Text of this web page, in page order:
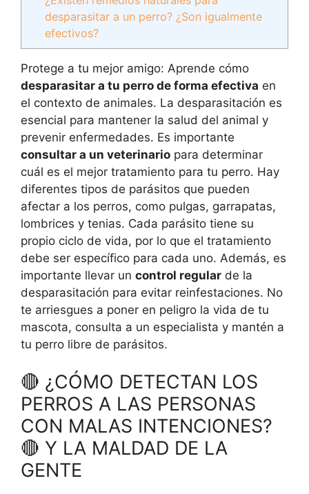
desparasitar a un perro? ¿Son igualmente
efectivos?
Protege a tu mejor amigo: Aprende cómo
desparasitar a tu perro de forma efectiva en
el contexto de animales. La desparasitación es
esencial para mantener la salud del animal y
prevenir enfermedades. Es importante
consultar a un veterinario para determinar
cuál es el mejor tratamiento para tu perro. Hay
diferentes tipos de parásitos que pueden
afectar a los perros, como pulgas, garrapatas,
lombrices y tenias. Cada parásito tiene su
propio ciclo de vida, por lo que el tratamiento
debe ser específico para cada uno. Además, es
importante llevar un control regular de la
desparasitación para evitar reinfestaciones. No
te arriesgues a poner en peligro la vida de tu
mascota, consulta a un especialista y mantén a
tu perro libre de parásitos.
🔴 ¿CÓMO DETECTAN LOS
PERROS A LAS PERSONAS
CON MALAS INTENCIONES?
🔴 Y LA MALDAD DE LA
GENTE